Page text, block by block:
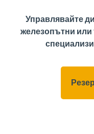
Управлявайте
железопътни